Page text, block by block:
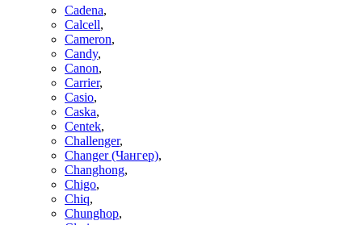
Cadena,
Calcell,
Cameron,
Candy,
Canon,
Carrier,
Casio,
Caska,
Centek,
Challenger,
Changer (Чангер),
Changhong,
Chigo,
Chiq,
Chunghop,